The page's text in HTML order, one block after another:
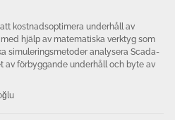
kostnadsoptimera underhåll av
hjälp av matematiska verktyg som
simuleringsmetoder analysera Scada-
av förbyggande underhåll och byte av